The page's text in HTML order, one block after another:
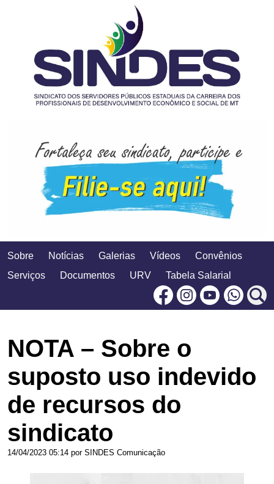
Sobre Notícias Galerias Vídeos
Convênios
Serviços
Documentos URV
Tabela Salarial
FacebookInstagram
NOTA – Sobre o
suposto uso indevido
de recursos do
sindicato
14/04/2023 05:14 por SINDES Comunicação